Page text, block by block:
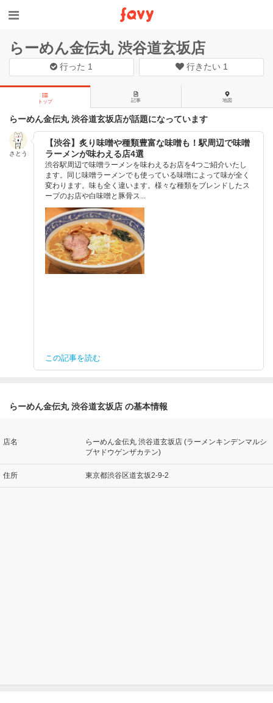
らーめん金伝丸 渋谷道玄坂店
行った 1 行きたい 1
トップ 記事 地図
らーめん金伝丸 渋谷道玄坂店が話題になっています
さとう
【渋谷】炙り味噌や種類豊富な味噌も！駅周辺で味噌
ラーメンが味わえる店4選
渋谷駅周辺で味噌ラーメンを味わえるお店を4つご紹介いたし
ます。同じ味噌ラーメンでも使っている味噌によって味が全く
変わります。味も全く違います。様々な種類をブレンドしたス
ープのお店や白味噌と豚骨ス...
この記事を読む
らーめん金伝丸 渋谷道玄坂店 の基本情報
店名
らーめん金伝丸 渋谷道玄坂店 (ラーメンキンデンマルシ
ブヤドウゲンザカテン)
住所 東京都渋谷区道玄坂2-9-2